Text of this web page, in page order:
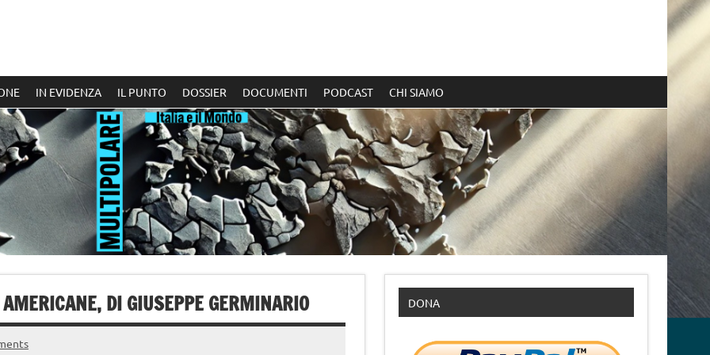
IN EVIDENZA IL PUNTO DOSSIER DOCUMENTI PODCAST CHI SIAMO
DI GIUSEPPE GERMINARIO DONA